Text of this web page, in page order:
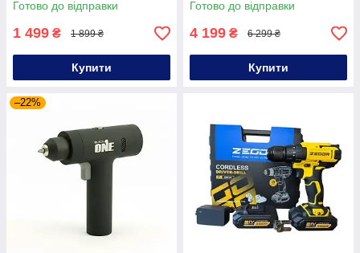
шуруповерт для квартири
Готово до відправки
1 499 ₴ 1 899 ₴
Купити
шурупокрут шуруповерт
Готово до відправки
4 199 ₴ 6 299 ₴
Купити
–22%